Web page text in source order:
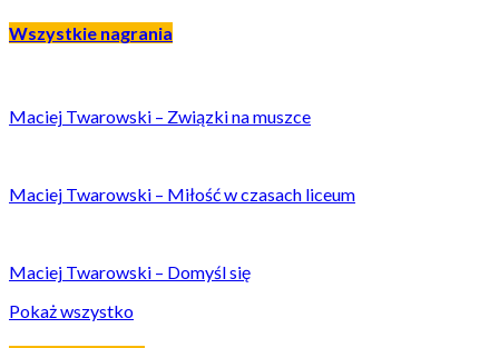
Wszystkie nagrania
Maciej Twarowski – Związki na muszce
Maciej Twarowski – Miłość w czasach liceum
Maciej Twarowski – Domyśl się
Pokaż wszystko